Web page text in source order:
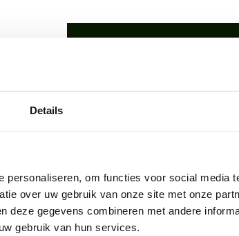
Details
om functies voor social media
over uw gebruik van onze site met onze
deze gegevens combineren met andere
gebruik van hun services.
Wil je advies of heb je een vraag?
Specificaties
Merk